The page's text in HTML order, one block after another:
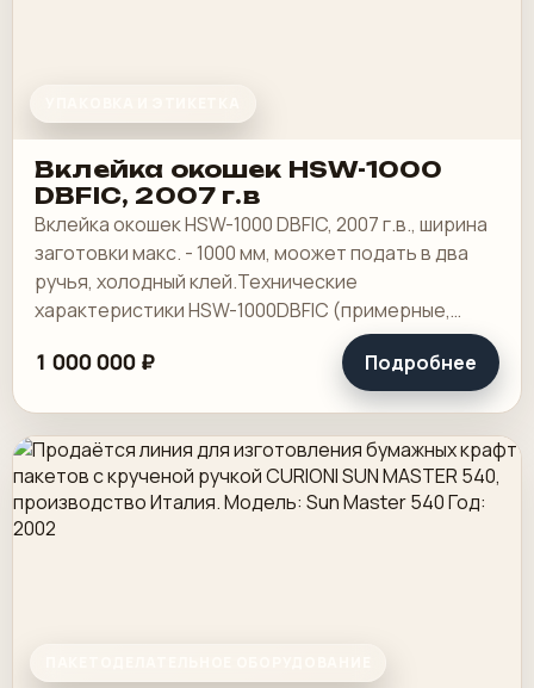
Вклейка окошек HSW-1000
DBFIC, 2007 г.в
Вклейка окошек HSW-1000 DBFIC, 2007 г.в., ширина
заготовки макс. - 1000 мм, моожет подать в два
ручья, холодный клей.Технические
характеристики HSW-1000DBFIC (примерные,
могут отличаться в зависимости от конкретной.
1 000 000 ₽ Подробнее